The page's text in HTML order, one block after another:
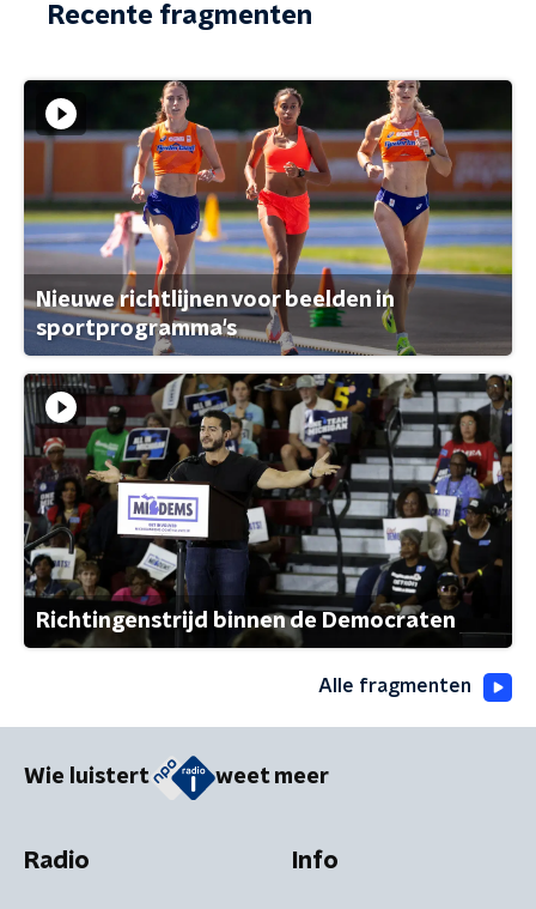
Recente fragmenten
Nieuwe richtlijnen voor beelden in
sportprogramma's
Richtingenstrijd binnen de Democraten
Alle fragmenten
Wie luistert weet meer
Radio Info